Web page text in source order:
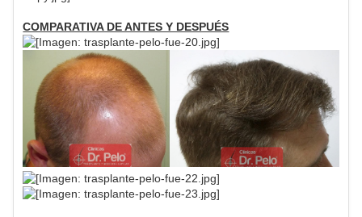
COMPARATIVA DE ANTES Y DESPUÉS